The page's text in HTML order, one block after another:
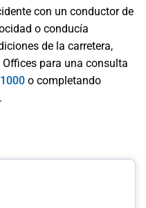
con un conductor de
o conducía
de la carretera,
para una consulta
o completando
.